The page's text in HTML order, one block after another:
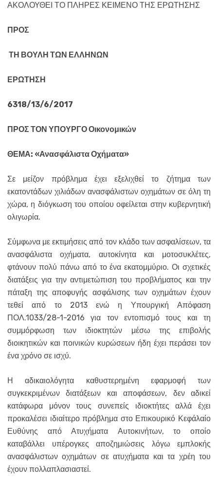
ΑΚΟΛΟΥΘΕΙ ΤΟ ΠΛΗΡΕΣ ΚΕΙΜΕΝΟ ΤΗΣ ΕΡΩΤΗΣΗΣ
ΠΡΟΣ
ΤΗ ΒΟΥΛΗ ΤΩΝ ΕΛΛΗΝΩΝ
ΕΡΩΤΗΣΗ
6318/13/6/2017
ΠΡΟΣ ΤΟΝ ΥΠΟΥΡΓΟ Οικονομικών
ΘΕΜΑ: «Ανασφάλιστα Οχήματα»
Σε μείζον πρόβλημα έχει εξελιχθεί το ζήτημα των
εκατοντάδων χιλιάδων ανασφάλιστων οχημάτων σε όλη τη
χώρα, η διόγκωση του οποίου οφείλεται στην κυβερνητική
ολιγωρία.
Σύμφωνα με εκτιμήσεις από τον κλάδο των ασφαλίσεων, τα
ανασφάλιστα οχήματα, αυτοκίνητα και μοτοσυκλέτες,
φτάνουν πολύ πάνω από το ένα εκατομμύριο. Οι σχετικές
διατάξεις για την αντιμετώπιση του προβλήματος και την
πάταξη της αποφυγής ασφάλισης των οχημάτων έχουν
τεθεί από το 2013 ενώ η Υπουργική Απόφαση
ΠΟΛ.1033/28-1-2016 για τον εντοπισμό τους και τη
συμμόρφωση των ιδιοκτητών μέσω της επιβολής
διοικητικών και ποινικών κυρώσεων ήδη έχει περάσει τον
ένα χρόνο σε ισχύ.
Η αδικαιολόγητα καθυστερημένη εφαρμοφή των
συγκεκριμένων διατάξεων και αποφάσεων, δεν αδικεί
κατάφωρα μόνον τους συνεπείς ιδιοκτήτες αλλά έχει
προκαλέσει ιδιαίτερο πρόβλημα στο Επικουρικό Κεφάλαίο
Ευθύνης από Ατυχήματα Αυτοκινήτων, το οποίο
καταβάλλει υπέρογκες αποζημιώσεις λόγω εμπλοκής
ανασφάλιστων οχημάτων σε ατυχήματα και τα χρέη του
έχουν πολλαπλασιαστεί.